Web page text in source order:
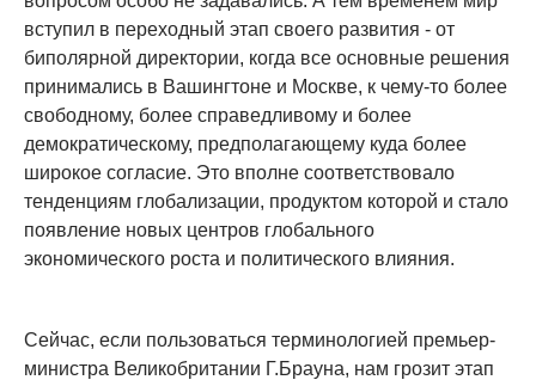
вступил в переходный этап своего развития - от
биполярной директории, когда все основные решения
принимались в Вашингтоне и Москве, к чему-то более
свободному, более справедливому и более
демократическому, предполагающему куда более
широкое согласие. Это вполне соответствовало
тенденциям глобализации, продуктом которой и стало
появление новых центров глобального
экономического роста и политического влияния.
Сейчас, если пользоваться терминологией премьер-
министра Великобритании Г.Брауна, нам грозит этап